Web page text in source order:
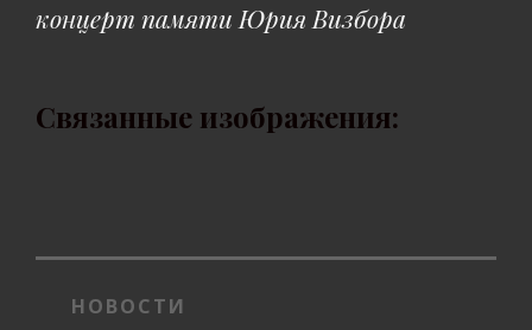
концерт памяти Юрия Визбора
Связанные изображения:
НОВОСТИ